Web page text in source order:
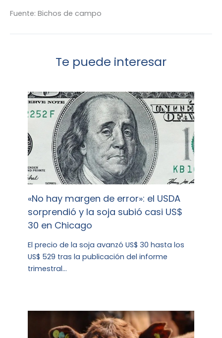
Fuente: Bichos de campo
Te puede interesar
«No hay margen de error»: el USDA
sorprendió y la soja subió casi US$
30 en Chicago
El precio de la soja avanzó US$ 30 hasta los
US$ 529 tras la publicación del informe
trimestral…